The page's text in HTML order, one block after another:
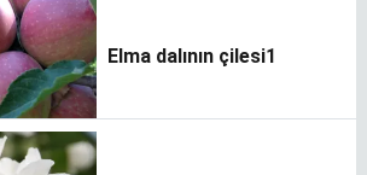
Elma dalının çilesi1